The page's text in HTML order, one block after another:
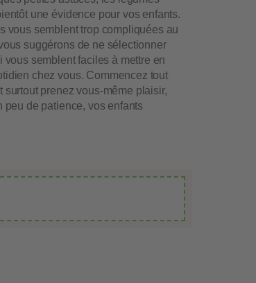
une évidence pour vos enfants.
vous semblent trop compliquées au
suggérons de ne sélectionner
vous semblent faciles à mettre en
chez vous. Commencez tout
surtout prenez vous-même plaisir,
peu de patience, vos enfants